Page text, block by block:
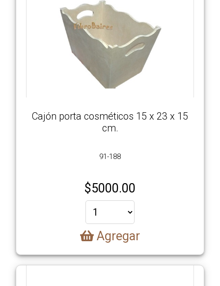
Cajón porta cosméticos 15 x 23 x 15
cm.
91-188
$5000.00
Agregar